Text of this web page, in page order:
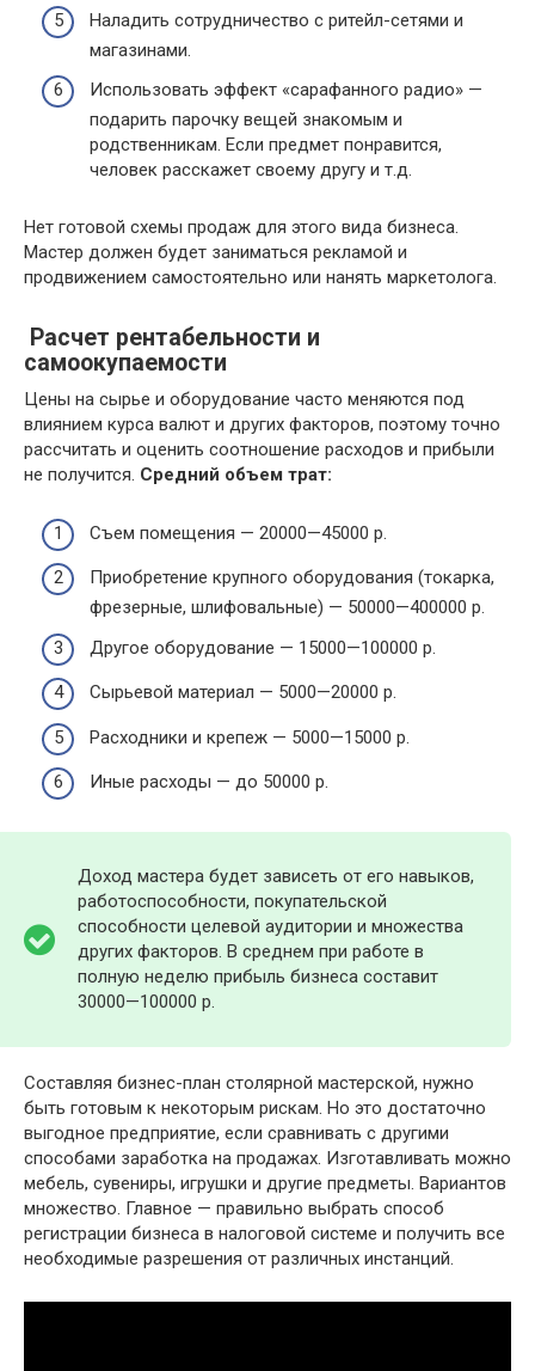
Наладить сотрудничество с ритейл-сетями и
магазинами.
Использовать эффект «сарафанного радио» —
подарить парочку вещей знакомым и
родственникам. Если предмет понравится,
человек расскажет своему другу и т.д.
Нет готовой схемы продаж для этого вида бизнеса.
Мастер должен будет заниматься рекламой и
продвижением самостоятельно или нанять маркетолога.
Расчет рентабельности и
самоокупаемости
Цены на сырье и оборудование часто меняются под
влиянием курса валют и других факторов, поэтому точно
рассчитать и оценить соотношение расходов и прибыли
не получится. Средний объем трат:
Съем помещения — 20000—45000 р.
Приобретение крупного оборудования (токарка,
фрезерные, шлифовальные) — 50000—400000 р.
Другое оборудование — 15000—100000 р.
Сырьевой материал — 5000—20000 р.
Расходники и крепеж — 5000—15000 р.
Иные расходы — до 50000 р.
Доход мастера будет зависеть от его навыков,
работоспособности, покупательской
способности целевой аудитории и множества
других факторов. В среднем при работе в
полную неделю прибыль бизнеса составит
30000—100000 р.
Составляя бизнес-план столярной мастерской, нужно
быть готовым к некоторым рискам. Но это достаточно
выгодное предприятие, если сравнивать с другими
способами заработка на продажах. Изготавливать можно
мебель, сувениры, игрушки и другие предметы. Вариантов
множество. Главное — правильно выбрать способ
регистрации бизнеса в налоговой системе и получить все
необходимые разрешения от различных инстанций.